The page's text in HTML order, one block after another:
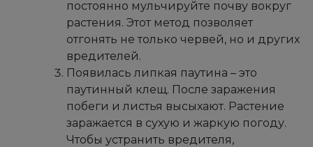
постоянно мульчируйте почву вокруг
растения. Этот метод позволяет
отгонять не только червей, но и других
вредителей.
Появилась липкая паутина – это
паутинный клещ. После заражения
побеги и листья высыхают. Растение
заражается в сухую и жаркую погоду.
Чтобы устранить вредителя,